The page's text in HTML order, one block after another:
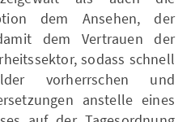
dem Ansehen, der
dem Vertrauen der
sodass schnell
vorherrschen und
anstelle eines